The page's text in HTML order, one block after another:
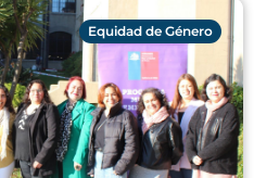
Equidad de Género